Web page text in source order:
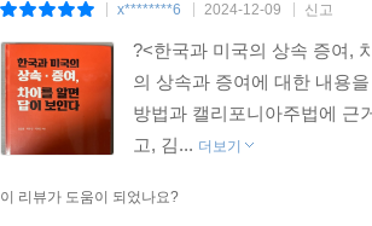
x********6 2024-12-09 신고
?<한국과 미국의 상속 증여,
의 상속과 증여에 대한 내용
방법과 캘리포니아주법에 근
고, 김... 더보기
이 리뷰가 도움이 되었나요?